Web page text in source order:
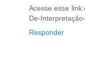
Acesse esse link
De-
Responder